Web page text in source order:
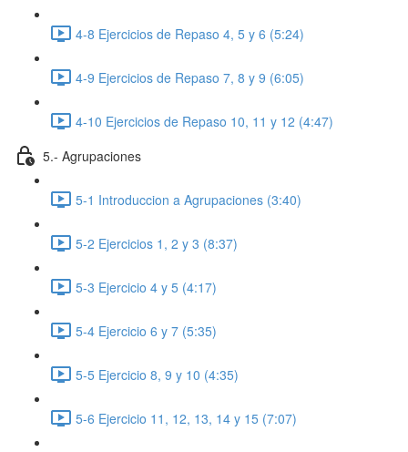
4-8 Ejercicios de Repaso 4, 5 y 6 (5:24)
4-9 Ejercicios de Repaso 7, 8 y 9 (6:05)
4-10 Ejercicios de Repaso 10, 11 y 12 (4:47)
5.- Agrupaciones
5-1 Introduccion a Agrupaciones (3:40)
5-2 Ejercicios 1, 2 y 3 (8:37)
5-3 Ejercicio 4 y 5 (4:17)
5-4 Ejercicio 6 y 7 (5:35)
5-5 Ejercicio 8, 9 y 10 (4:35)
5-6 Ejercicio 11, 12, 13, 14 y 15 (7:07)